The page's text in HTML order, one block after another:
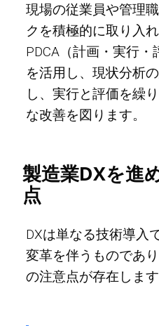
現場の従業員や管理
クを積極的に取り入
PDCA（計画・実行
を活用し、現状分析
し、実行と評価を繰
な改善を図ります。
製造業DXを進
点
DXは単なる技術導入
変革を伴うものであ
の注意点が存在します